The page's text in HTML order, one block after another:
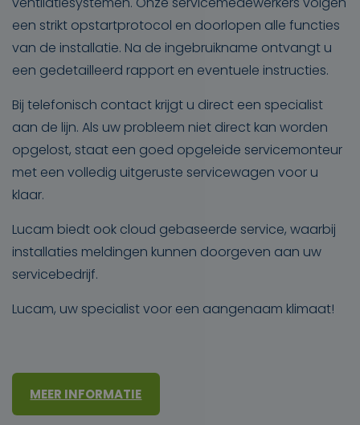
een strikt opstartprotocol en doorlopen alle functies
van de installatie. Na de ingebruikname ontvangt u
een gedetailleerd rapport en eventuele instructies.
Bij telefonisch contact krijgt u direct een specialist
aan de lijn. Als uw probleem niet direct kan worden
opgelost, staat een goed opgeleide servicemonteur
met een volledig uitgeruste servicewagen voor u
klaar.
Lucam biedt ook cloud gebaseerde service, waarbij
installaties meldingen kunnen doorgeven aan uw
servicebedrijf.
Lucam, uw specialist voor een aangenaam klimaat!
MEER INFORMATIE